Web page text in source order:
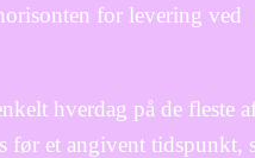
for levering ved
hverdag på de fleste
før et angivent tidspunkt,